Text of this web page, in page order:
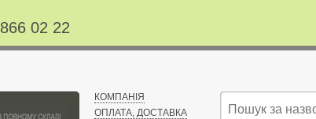
866 02 22
КОМПАНІЯ
ОПЛАТА, ДОСТАВКА